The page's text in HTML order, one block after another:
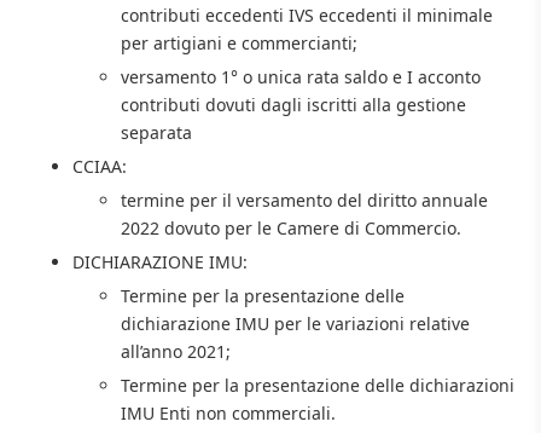
contributi eccedenti IVS eccedenti il minimale
per artigiani e commercianti;
versamento 1° o unica rata saldo e I acconto
contributi dovuti dagli iscritti alla gestione
separata
CCIAA:
termine per il versamento del diritto annuale
2022 dovuto per le Camere di Commercio.
DICHIARAZIONE IMU:
Termine per la presentazione delle
dichiarazione IMU per le variazioni relative
all’anno 2021;
Termine per la presentazione delle dichiarazioni
IMU Enti non commerciali.